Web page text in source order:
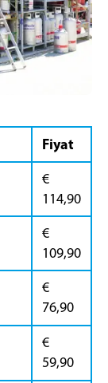
Fiyat
€
114,90
€
109,90
€
76,90
€
59,90